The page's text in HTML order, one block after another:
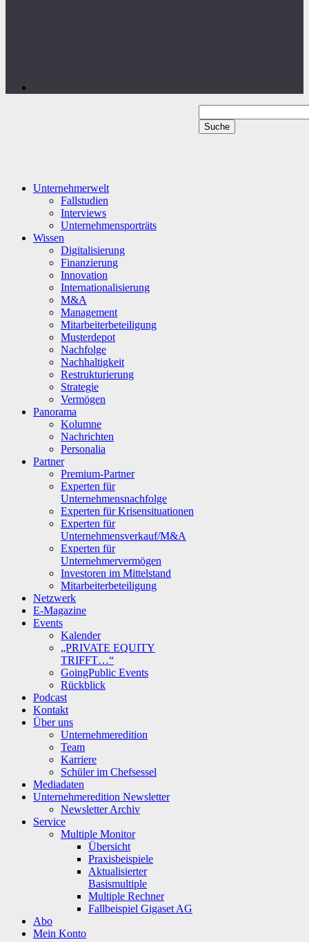
Unternehmerwelt
Fallstudien
Interviews
Unternehmensporträts
Wissen
Digitalisierung
Finanzierung
Innovation
Internationalisierung
M&A
Management
Mitarbeiterbeteiligung
Musterdepot
Nachfolge
Nachhaltigkeit
Restrukturierung
Strategie
Vermögen
Panorama
Kolumne
Nachrichten
Personalia
Partner
Premium-Partner
Experten für
Unternehmensnachfolge
Experten für Krisensituationen
Experten für
Unternehmensverkauf/M&A
Experten für
Unternehmervermögen
Investoren im Mittelstand
Mitarbeiterbeteiligung
Netzwerk
E-Magazine
Events
Kalender
„PRIVATE EQUITY
TRIFFT…“
GoingPublic Events
Rückblick
Podcast
Kontakt
Über uns
Unternehmeredition
Team
Karriere
Schüler im Chefsessel
Mediadaten
Unternehmeredition Newsletter
Newsletter Archiv
Service
Multiple Monitor
Übersicht
Praxisbeispiele
Aktualisierter
Basismultiple
Multiple Rechner
Fallbeispiel Gigaset AG
Abo
Mein Konto